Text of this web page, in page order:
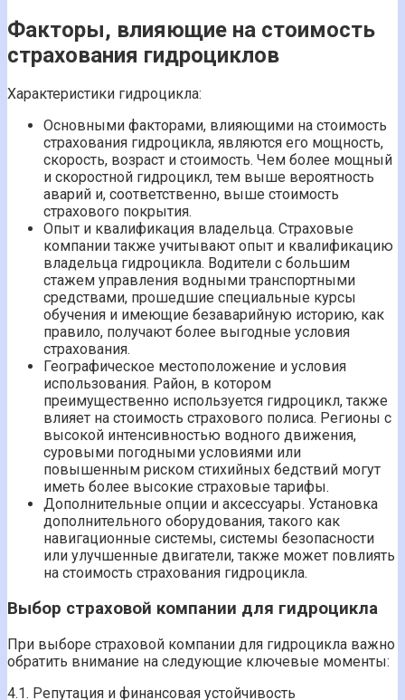
Факторы, влияющие на стоимость
страхования гидроциклов
Характеристики гидроцикла:
Основными факторами, влияющими на стоимость
страхования гидроцикла, являются его мощность,
скорость, возраст и стоимость. Чем более мощный
и скоростной гидроцикл, тем выше вероятность
аварий и, соответственно, выше стоимость
страхового покрытия.
Опыт и квалификация владельца. Страховые
компании также учитывают опыт и квалификацию
владельца гидроцикла. Водители с большим
стажем управления водными транспортными
средствами, прошедшие специальные курсы
обучения и имеющие безаварийную историю, как
правило, получают более выгодные условия
страхования.
Географическое местоположение и условия
использования. Район, в котором
преимущественно используется гидроцикл, также
влияет на стоимость страхового полиса. Регионы с
высокой интенсивностью водного движения,
суровыми погодными условиями или
повышенным риском стихийных бедствий могут
иметь более высокие страховые тарифы.
Дополнительные опции и аксессуары. Установка
дополнительного оборудования, такого как
навигационные системы, системы безопасности
или улучшенные двигатели, также может повлиять
на стоимость страхования гидроцикла.
Выбор страховой компании для гидроцикла
При выборе страховой компании для гидроцикла важно
обратить внимание на следующие ключевые моменты:
4.1. Репутация и финансовая устойчивость